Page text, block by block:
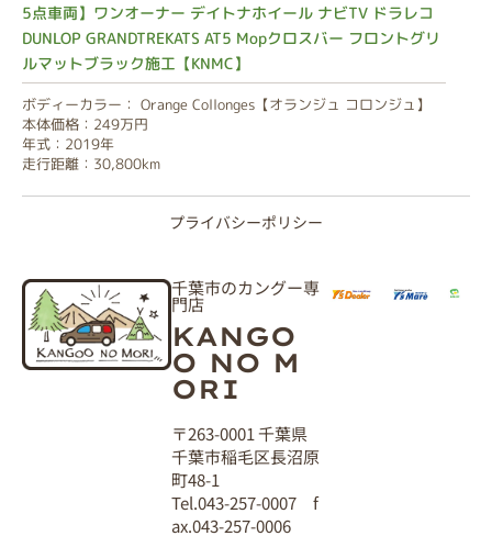
5点車両】ワンオーナー デイトナホイール ナビTV ドラレコ
DUNLOP GRANDTREKATS AT5 Mopクロスバー フロントグリ
ルマットブラック施工【KNMC】
ボディーカラー： Orange Collonges【オランジュ コロンジュ】
本体価格：249万円
年式：2019年
走行距離：30,800km
プライバシーポリシー
千葉市のカングー専
門店
KANGO
O NO M
ORI
〒263-0001 千葉県
千葉市稲毛区長沼原
町48-1
Tel.043-257-0007 f
ax.043-257-0006